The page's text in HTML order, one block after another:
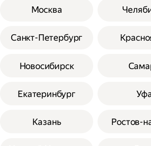
Москва
Санкт-Петербург
Новосибирск
Екатеринбург
Казань Ростов-